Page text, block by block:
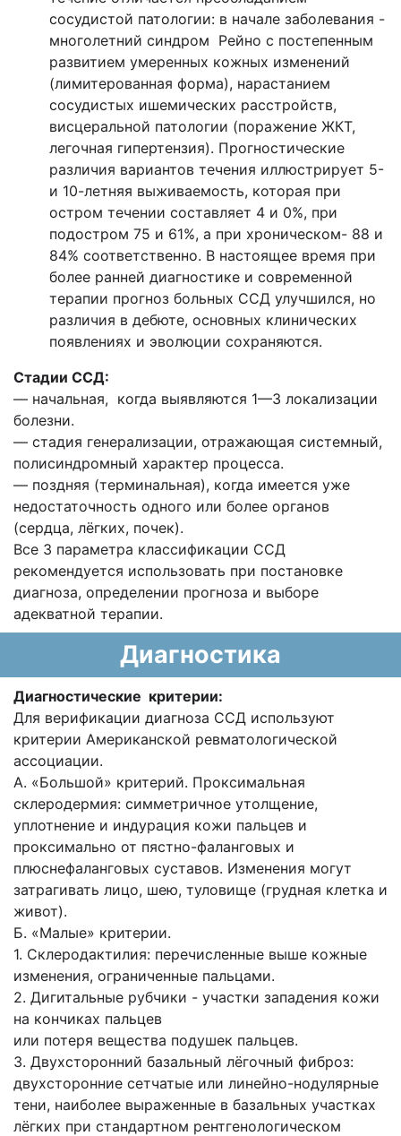
сосудистой патологии: в начале заболевания -
многолетний синдром Рейно с постепенным
развитием умеренных кожных изменений
(лимитерованная форма), нарастанием
сосудистых ишемических расстройств,
висцеральной патологии (поражение ЖКТ,
легочная гипертензия). Прогностические
различия вариантов течения иллюстрирует 5-
и 10-летняя выживаемость, которая при
остром течении составляет 4 и 0%, при
подостром 75 и 61%, а при хроническом- 88 и
84% соответственно. В настоящее время при
более ранней диагностике и современной
терапии прогноз больных ССД улучшился, но
различия в дебюте, основных клинических
появлениях и эволюции сохраняются.
Стадии ССД:
— начальная, когда выявляются 1—3 локализации
болезни.
— стадия генерализации, отражающая системный,
полисиндромный характер процесса.
— поздняя (терминальная), когда имеется уже
недостаточность одного или более органов
(сердца, лёгких, почек).
Все 3 параметра классификации ССД
рекомендуется использовать при постановке
диагноза, определении прогноза и выборе
адекватной терапии.
Диагностика
Диагностические критерии:
Для верификации диагноза ССД используют
критерии Американской ревматологической
ассоциации.
А. «Большой» критерий. Проксимальная
склеродермия: симметричное утолщение,
уплотнение и индурация кожи пальцев и
проксимально от пястно-фаланговых и
плюснефаланговых суставов. Изменения могут
затрагивать лицо, шею, туловище (грудная клетка и
живот).
Б. «Малые» критерии.
1. Склеродактилия: перечисленные выше кожные
изменения, ограниченные пальцами.
2. Дигитальные рубчики - участки западения кожи
на кончиках пальцев
или потеря вещества подушек пальцев.
3. Двухсторонний базальный лёгочный фиброз:
двухсторонние сетчатые или линейно-нодулярные
тени, наиболее выраженные в базальных участках
лёгких при стандартном рентгенологическом